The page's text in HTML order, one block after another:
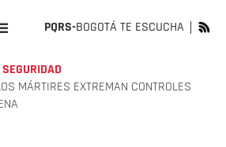
PQRS-BOGOTÁ TE ESCUCHA
SEGURIDAD
MÁRTIRES EXTREMAN CONTROLES